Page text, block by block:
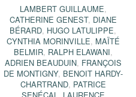
LAMBERT GUILLAUME,
CATHERINE GENEST, DIANE
BÉRARD, HUGO LATULIPPE,
CYNTHIA MORINVILLE, MAÏTÉ
BELMIR, RALPH ELAWANI,
ADRIEN BEAUDUIN, FRANÇOIS
DE MONTIGNY, BENOIT HARDY-
CHARTRAND, PATRICE